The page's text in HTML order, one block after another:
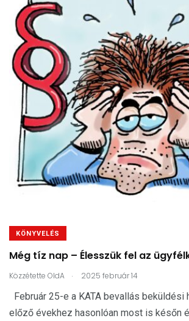
KÖNYVELÉS
Még tíz nap – Élesszük fel az
Közzétette OldA . 2025 február 14
Február 25-e a KATA bevallás beküldési
előző évekhez hasonlóan most is későn